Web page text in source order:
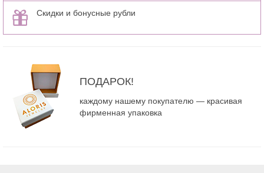
Скидки и бонусные рубли
ПОДАРОК!
каждому нашему покупателю — красивая
фирменная упаковка